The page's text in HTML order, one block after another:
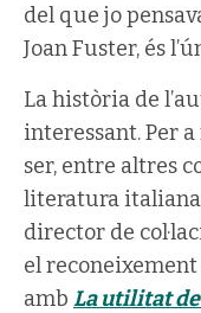
del que jo
Joan Fuster, és
La història de
interessant. Per
ser, entre altres
literatura
director de
el
amb La utilitat